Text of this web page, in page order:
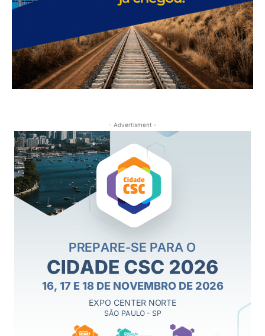
- Advertisment -